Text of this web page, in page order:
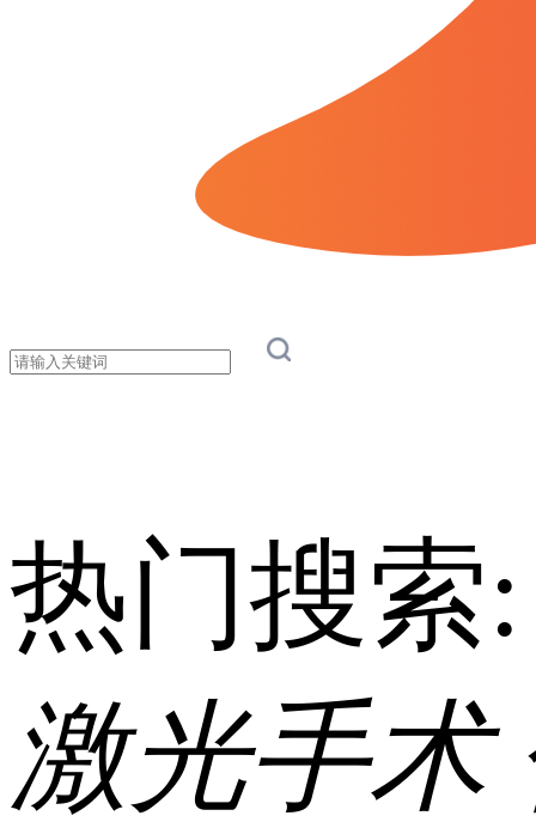
热门搜
激光手术